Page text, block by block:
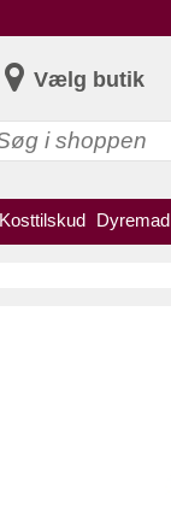
Vælg butik
Dyremad